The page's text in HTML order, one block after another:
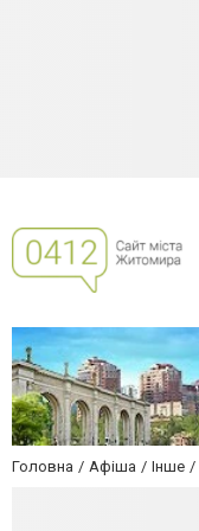
Головна Афіша Інше